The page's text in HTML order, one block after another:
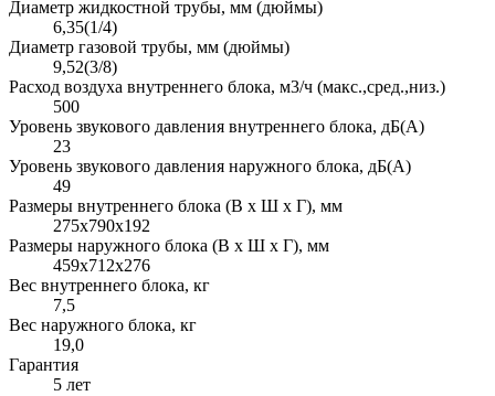
Диаметр жидкостной трубы, мм (дюймы)
6,35(1/4)
Диаметр газовой трубы, мм (дюймы)
9,52(3/8)
Расход воздуха внутреннего блока, м3/ч (макс.,сред.,низ.)
500
Уровень звукового давления внутреннего блока, дБ(А)
23
Уровень звукового давления наружного блока, дБ(А)
49
Размеры внутреннего блока (В х Ш х Г), мм
275х790х192
Размеры наружного блока (В х Ш х Г), мм
459х712х276
Вес внутреннего блока, кг
7,5
Вес наружного блока, кг
19,0
Гарантия
5 лет